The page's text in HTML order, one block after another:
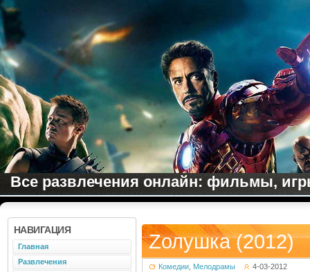
Все развлечения онлайн: фильмы,
Zолушка (2012)
Комедии Мелодрамы 4-03-2012
НАВИГАЦИЯ
Главная
Развлечения